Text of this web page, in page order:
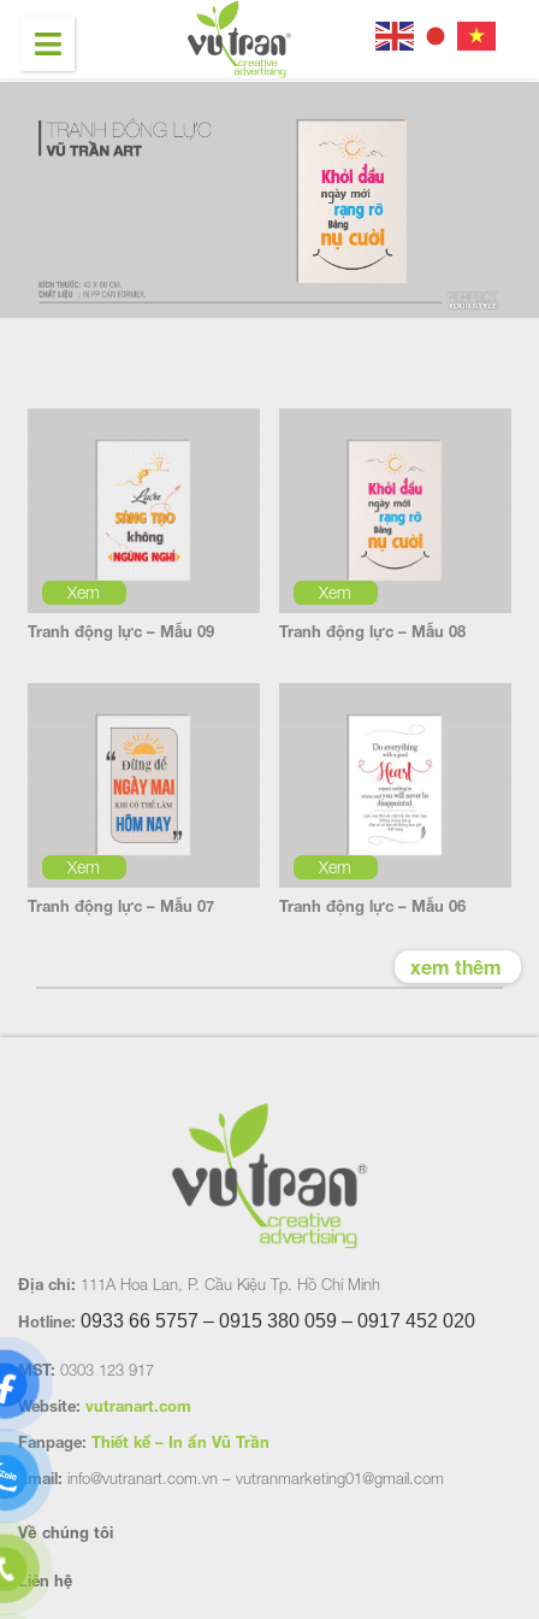
Xem
Tranh động lực – Mẫu 09
Xem
Tranh động lực – Mẫu 08
Xem
Tranh động lực – Mẫu 07
Xem
Tranh động lực – Mẫu 06
xem thêm
Địa chỉ: 111A Hoa Lan, P. Cầu Kiệu Tp. Hồ Chí Minh
Hotline: 0933 66 5757 – 0915 380 059 – 0917 452 020
MST: 0303 123 917
Website: vutranart.com
Fanpage: Thiết kế – In ấn Vũ Trần
Email: info@vutranart.com.vn – vutranmarketing01@gmail.com
Về chúng tôi
Liên hệ